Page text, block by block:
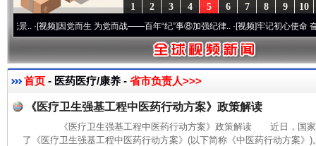
10
9
8
7
6
5
4
3
2
1
·[视频]因党而生 为党而战——百年“纪”事⑧加强纪律..·[视频]牢记初心使命 奋进复兴
首页 - 医药医疗/康养 - 省市负责人>>>
《医疗卫生强基工程中医药行动方案》政策解读
《医疗卫生强基工程中医药行动方案》政策解读 近日，国家
了《医疗卫生强基工程中医药行动方案》(以下简称《中医药行动方案》